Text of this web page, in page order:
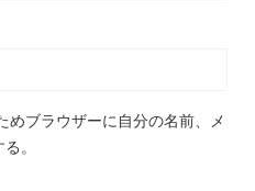
めブラウザーに自分の名前、メ
。